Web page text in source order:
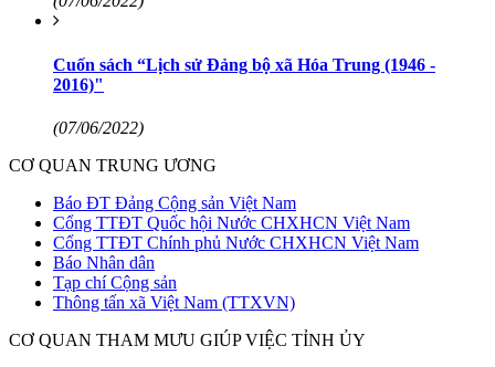
Cuốn sách “Lịch sử Đảng bộ xã Hóa Trung (1946 -
2016)"
(07/06/2022)
CƠ QUAN TRUNG ƯƠNG
Báo ĐT Đảng Cộng sản Việt Nam
Cổng TTĐT Quốc hội Nước CHXHCN Việt Nam
Cổng TTĐT Chính phủ Nước CHXHCN Việt Nam
Báo Nhân dân
Tạp chí Cộng sản
Thông tấn xã Việt Nam (TTXVN)
CƠ QUAN THAM MƯU GIÚP VIỆC TỈNH ỦY